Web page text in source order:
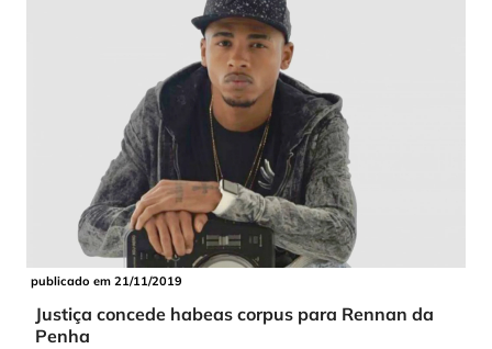
publicado em 21/11/2019
Justiça concede habeas corpus para Rennan da
Penha